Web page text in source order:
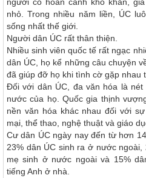
nhỏ. Trong nhiều năm liền, ÚC
sống nhất thế giới.
Người dân ÚC rất thân thiện.
Nhiều sinh viên quốc tế rất ngạc
dân ÚC, họ kể những câu chuyện
đã giúp đỡ họ khi tình cờ gặp nhau
Đối với dân ÚC, đa văn hóa là
nước của họ. Quốc gia thịnh
nền văn hóa khác nhau đối với
mại, thể thao, nghệ thuật và giáo
Cư dân ÚC ngày nay đến từ hơn
23% dân ÚC sinh ra ở nước
mẹ sinh ở nước ngoài và 15%
tiếng Anh ở nhà.